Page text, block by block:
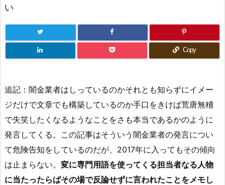
い
Copy
追記：闇金業者はしっているのかそれとも知らずにイメー
ジだけで文章でも構築しているのか手口をきけば荒唐無稽
で失笑したくなるようなことをさも本当であるかのように
発言してくる。この記事はそういう闇金業者の発言につい
て危険告知をしているのだが、2017年に入ってもその傾向
は止まらない。 変に専門用語を使ってくる担当者なる人物
に当たったらばその場で反論せずに言われたことをメモし